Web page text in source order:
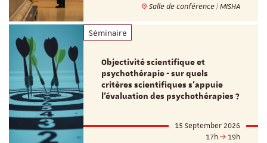
Salle de conférence | MISHA
Séminaire
Objectivité scientifique et
psychothérapie - sur quels
critères scientifiques s'appuie
l'évaluation des psychothérapies ?
15 September 2026
17h
19h